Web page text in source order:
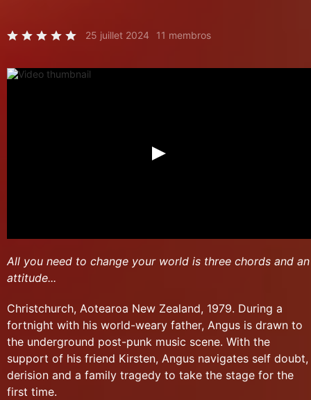
25 juillet 2024 11 membros
All you need to change your world is three chords and an
attitude...
Christchurch, Aotearoa New Zealand, 1979. During a
fortnight with his world-weary father, Angus is drawn to
the underground post-punk music scene. With the
support of his friend Kirsten, Angus navigates self doubt,
derision and a family tragedy to take the stage for the
first time.